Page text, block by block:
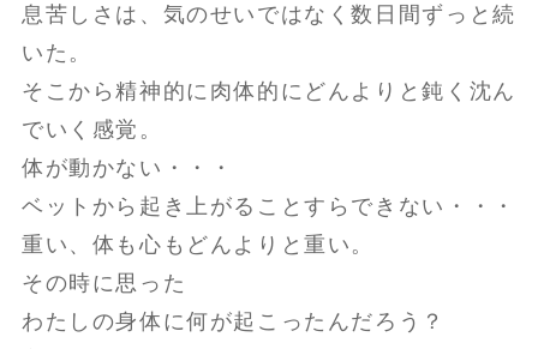
息苦しさは、気のせいではなく数日間ずっと続
いた。
そこから精神的に肉体的にどんよりと鈍く沈ん
でいく感覚。
体が動かない・・・
ベットから起き上がることすらできない・・・
重い、体も心もどんよりと重い。
その時に思った
わたしの身体に何が起こったんだろう？